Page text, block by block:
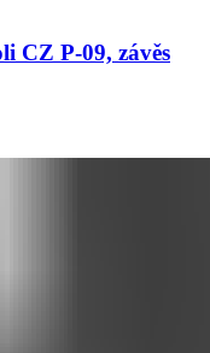
CZ P-09, závěs